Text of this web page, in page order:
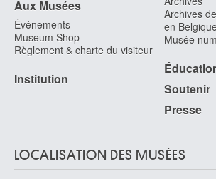
Aux Musées
Événements
Museum Shop
Règlement & charte du visiteur
Institution
Archives
en
Musée
Soutenir
Presse
LOCALISATION DES MUSÉES